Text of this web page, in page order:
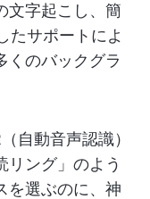
文字起こし、簡
たサポートによ
くのバックグラ
自動音声認識）
リング」のよう
を選ぶのに、神